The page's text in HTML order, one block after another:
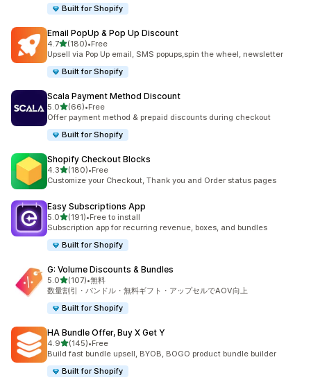
Built for Shopify
Email PopUp & Pop Up Discount
4.75つ星中
(180)
合計レビュー数：180件
•Free
Upsell via Pop Up email, SMS popups,spin the wheel, newsletter
Built for Shopify
Scala Payment Method Discount
5.05つ星中
(66)
合計レビュー数：66件
•Free
Offer payment method & prepaid discounts during checkout
Built for Shopify
Shopify Checkout Blocks
4.35つ星中
(180)
合計レビュー数：180件
•Free
Customize your Checkout, Thank you and Order status pages
Easy Subscriptions App
5.05つ星中
(191)
合計レビュー数：191件
•Free to install
Subscription app for recurring revenue, boxes, and bundles
Built for Shopify
G: Volume Discounts & Bundles
5.05つ星中
(107)
合計レビュー数：107件
•無料
数量割引・バンドル・無料ギフト・アップセルでAOV向上
Built for Shopify
HA Bundle Offer, Buy X Get Y
4.95つ星中
(145)
合計レビュー数：145件
•Free
Build fast bundle upsell, BYOB, BOGO product bundle builder
Built for Shopify